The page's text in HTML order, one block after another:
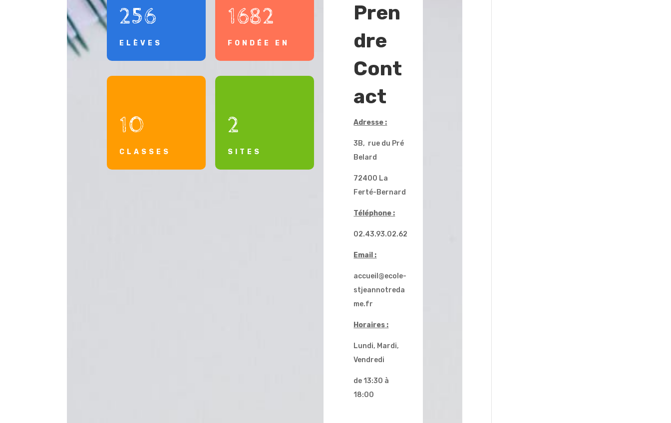
256
ELÈVES
10
CLASSES
1682
FONDÉE EN
2
SITES
Pren
dre
Cont
act
Adresse :
3B, rue du Pré
Belard
72400 La
Ferté-Bernard
Téléphone :
02.43.93.02.62
Email :
accueil@ecole-
stjeannotreda
me.fr
Horaires :
Lundi, Mardi,
Vendredi
de 13:30 à
18:00